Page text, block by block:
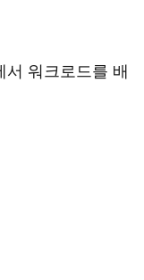
워크로드를 배